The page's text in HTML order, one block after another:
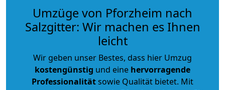
Umzüge von Pforzheim nach
Salzgitter: Wir machen es Ihnen
leicht
Wir geben unser Bestes, dass hier Umzug
kostengünstig und eine hervorragende
Professionalitätsowie Qualität bietet. Mit